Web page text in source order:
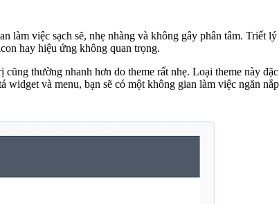
việc sạch sẽ, nhẹ nhàng và không gây phân tâm. Triết
hay hiệu ứng không quan trọng.
thường nhanh hơn do theme rất nhẹ. Loại theme này
và menu, bạn sẽ có một không gian làm việc ngăn